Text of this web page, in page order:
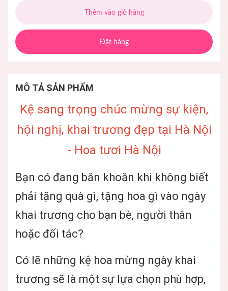
Thêm vào giỏ hàng
Đặt hàng
MÔ TẢ SẢN PHẨM
Kệ sang trọng chúc mừng sự kiện,
hội nghị, khai trương đẹp tại Hà Nội
- Hoa tươi Hà Nội
Bạn có đang băn khoăn khi không biết
phải tặng quà gì, tặng hoa gì vào ngày
khai trương cho bạn bè, người thân
hoặc đối tác?
Có lẽ những kệ hoa mừng ngày khai
trương sẽ là một sự lựa chọn phù hợp,